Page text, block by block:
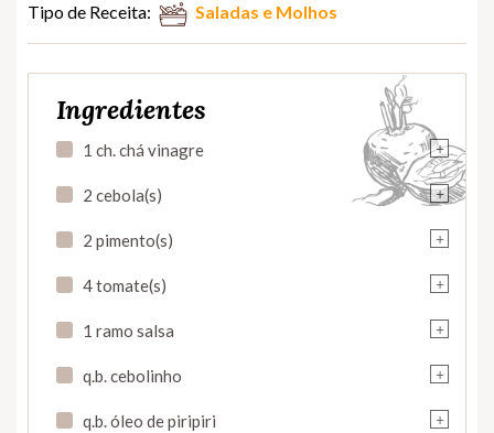
Tipo de Receita: Saladas e Molhos
Ingredientes
+
1 ch. chá vinagre
+
2 cebola(s)
+
2 pimento(s)
+
4 tomate(s)
+
1 ramo salsa
+
q.b. cebolinho
+
q.b. óleo de piripiri